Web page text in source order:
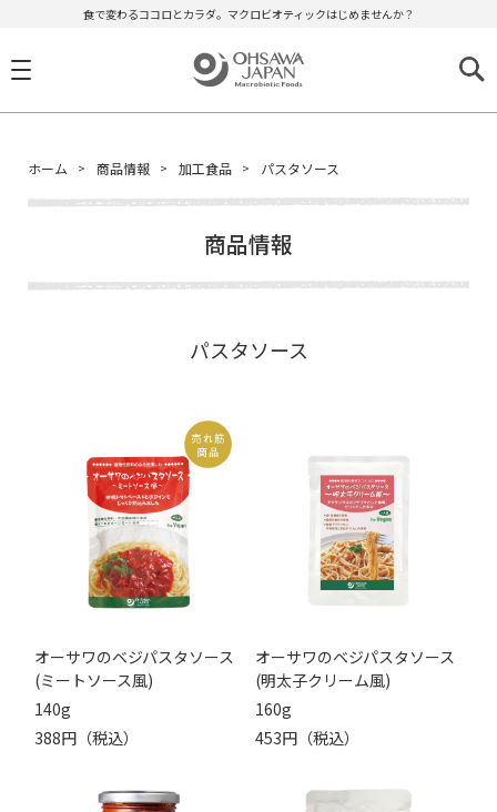
食で変わるココロとカラダ。マクロビオティックはじめませんか？
ホーム 商品情報 加工食品 パスタソース
商品情報
パスタソース
オーサワのベジパスタソース
(ミートソース風)
140g
388円（税込）
オーサワのベジパスタソース
(明太子クリーム風)
160g
453円（税込）